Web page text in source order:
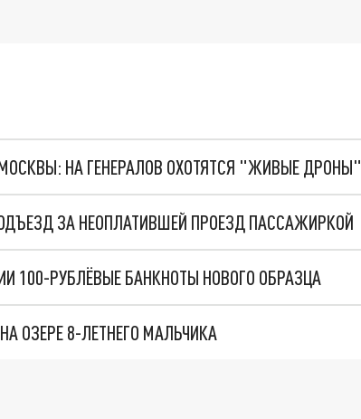
НА ГЕНЕРАЛОВ ОХОТЯТСЯ "ЖИВЫЕ ДРОНЫ"
ЗА НЕОПЛАТИВШЕЙ ПРОЕЗД ПАССАЖИРКОЙ
100-РУБЛЁВЫЕ БАНКНОТЫ НОВОГО ОБРАЗЦА
ОЗЕРЕ 8-ЛЕТНЕГО МАЛЬЧИКА